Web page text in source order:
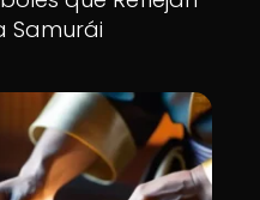
Samurái